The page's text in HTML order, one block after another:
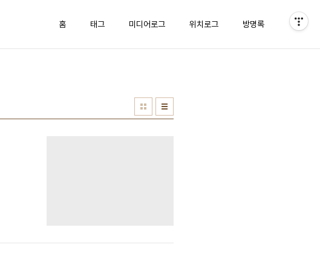
홈 태그 미디어로그 위치로그 방명록